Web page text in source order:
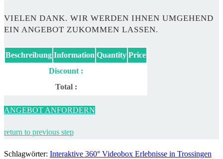
VIELEN DANK. WIR WERDEN IHNEN UMGEHEND
EIN ANGEBOT ZUKOMMEN LASSEN.
Beschreibung Information Quantity Price
Discount :
Total :
ANGEBOT ANFORDERN
return to previous step
Schlagwörter: Interaktive 360° Videobox Erlebnisse in Trossingen